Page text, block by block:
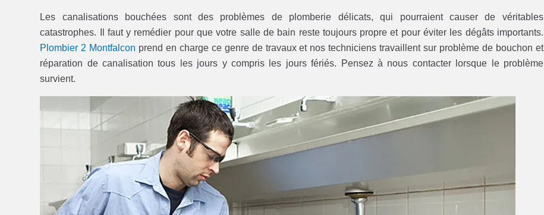
Les canalisations bouchées sont des problèmes de plomberie délicats, qui pourraient causer de véritables
catastrophes. Il faut y remédier pour que votre salle de bain reste toujours propre et pour éviter les dégâts importants.
Plombier 2 Montfalcon prend en charge ce genre de travaux et nos techniciens travaillent sur problème de bouchon et
réparation de canalisation tous les jours y compris les jours fériés. Pensez à nous contacter lorsque le problème
survient.